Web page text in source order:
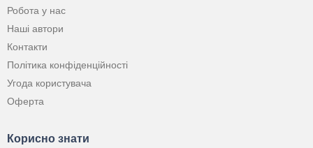
Робота у нас
Наші автори
Контакти
Політика конфіденційності
Угода користувача
Оферта
Корисно знати